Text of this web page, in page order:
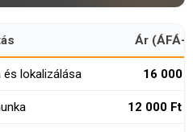
Ár (ÁFÁ-
lokalizálása 16 000
12 000 Ft /